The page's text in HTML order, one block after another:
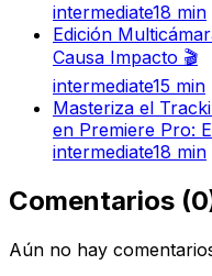
intermediate18 min
Edición
Causa Impacto 🎬
intermediate15 min
Masteriza el
en Premiere Pro:
intermediate18 min
Comentarios (0
Aún no hay